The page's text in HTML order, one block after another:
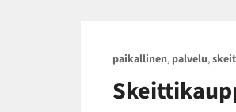
paikallinen, palvelu,